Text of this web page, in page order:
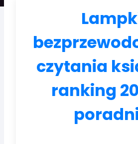
czytania
ranking